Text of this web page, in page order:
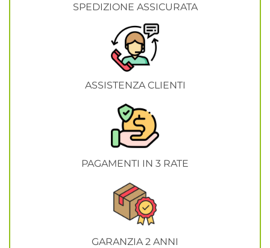
SPEDIZIONE ASSICURATA
ASSISTENZA CLIENTI
PAGAMENTI IN 3 RATE
GARANZIA 2 ANNI